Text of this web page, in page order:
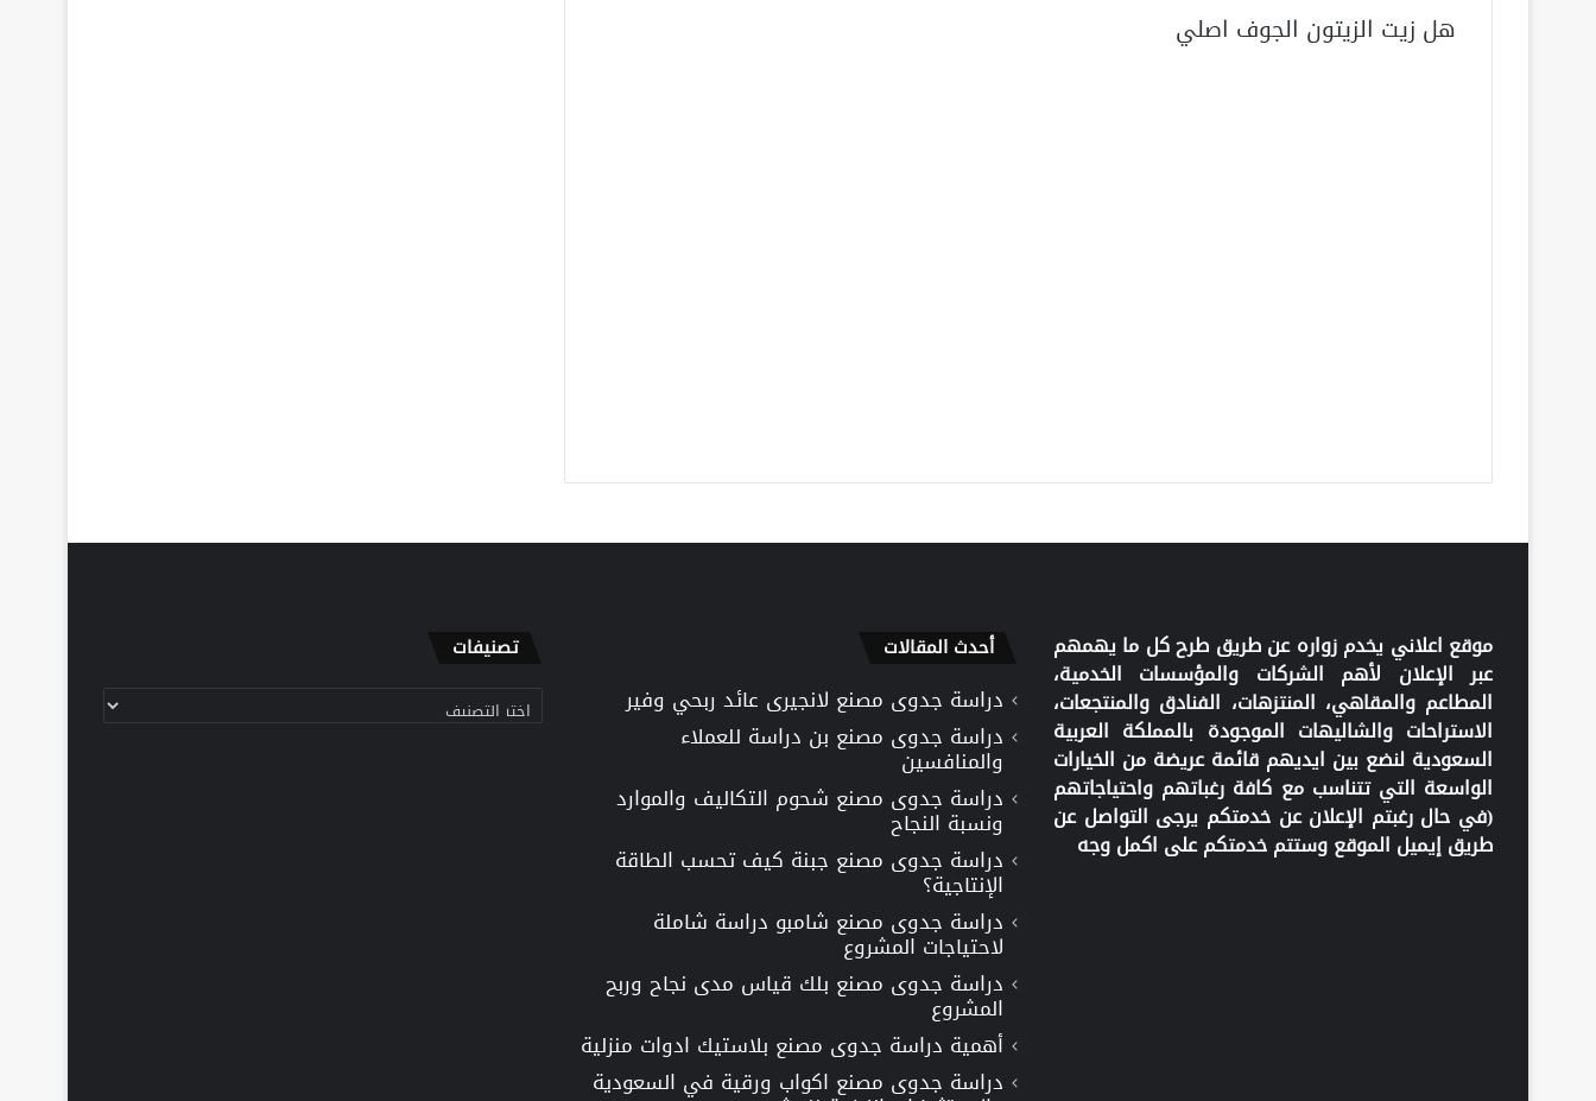
هل زيت الزيتون الجوف اصلي
موقع اعلاني يخدم زواره عن طريق طرح كل ما يهمهم
عبر الإعلان لأهم الشركات والمؤسسات الخدمية،
المطاعم والمقاهي، المنتزهات، الفنادق والمنتجعات،
الاستراحات والشاليهات الموجودة بالمملكة العربية
السعودية لنضع بين ايديهم قائمة عريضة من الخيارات
الواسعة التي تتناسب مع كافة رغباتهم واحتياجاتهم
(في حال رغبتم الإعلان عن خدمتكم يرجى التواصل عن
طريق إيميل الموقع وستتم خدمتكم على اكمل وجه
أحدث المقالات
دراسة جدوى مصنع لانجيرى عائد ربحي وفير
دراسة جدوى مصنع بن دراسة للعملاء
والمنافسين
دراسة جدوى مصنع شحوم التكاليف والموارد
ونسبة النجاح
دراسة جدوى مصنع جبنة كيف تحسب الطاقة
الإنتاجية؟
دراسة جدوى مصنع شامبو دراسة شاملة
لاحتياجات المشروع
دراسة جدوى مصنع بلك قياس مدى نجاح وربح
المشروع
أهمية دراسة جدوى مصنع بلاستيك ادوات منزلية
دراسة جدوى مصنع اكواب ورقية في السعودية
تصنيفات
تصنيفات